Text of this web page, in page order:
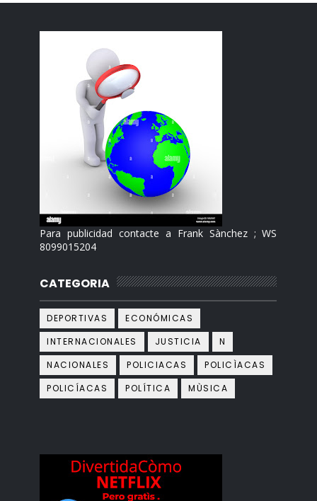
Para publicidad contacte a Frank Sànchez ; WS
8099015204
CATEGORIA
DEPORTIVAS
ECONÓMICAS
INTERNACIONALES
JUSTICIA
N
NACIONALES
POLICIACAS
POLICÌACAS
POLICÍACAS
POLÍTICA MÙSICA